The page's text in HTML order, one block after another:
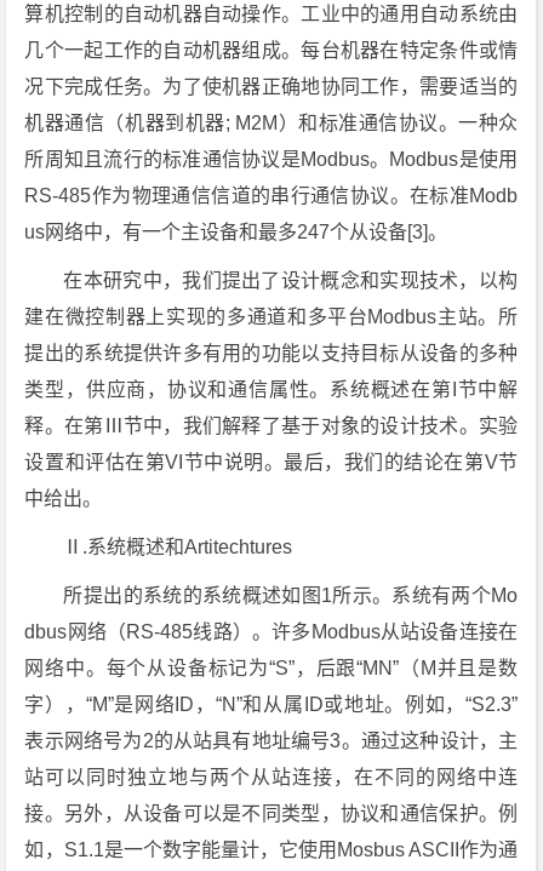
算机控制的自动机器自动操作。工业中的通用自动系统由
几个一起工作的自动机器组成。每台机器在特定条件或情
况下完成任务。为了使机器正确地协同工作，需要适当的
机器通信（机器到机器; M2M）和标准通信协议。一种众
所周知且流行的标准通信协议是Modbus。Modbus是使用
RS-485作为物理通信信道的串行通信协议。在标准Modb
us网络中，有一个主设备和最多247个从设备[3]。
在本研究中，我们提出了设计概念和实现技术，以构
建在微控制器上实现的多通道和多平台Modbus主站。所
提出的系统提供许多有用的功能以支持目标从设备的多种
类型，供应商，协议和通信属性。系统概述在第I节中解
释。在第Ⅲ节中，我们解释了基于对象的设计技术。实验
设置和评估在第VI节中说明。最后，我们的结论在第V节
中给出。
Ⅱ.系统概述和Artitechtures
所提出的系统的系统概述如图1所示。系统有两个Mo
dbus网络（RS-485线路）。许多Modbus从站设备连接在
网络中。每个从设备标记为“S”，后跟“MN”（M并且是数
字），“M”是网络ID，“N”和从属ID或地址。例如，“S2.3”
表示网络号为2的从站具有地址编号3。通过这种设计，主
站可以同时独立地与两个从站连接，在不同的网络中连
接。另外，从设备可以是不同类型，协议和通信保护。例
如，S1.1是一个数字能量计，它使用Mosbus ASCII作为通